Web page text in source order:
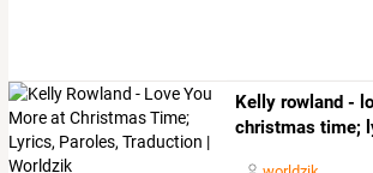
Kelly rowland -
christmas time;